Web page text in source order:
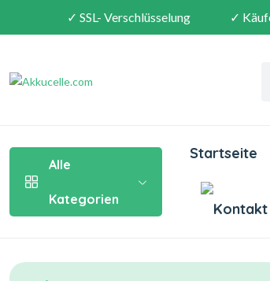
✓ SSL- Verschlüsselung ✓
Alle
Kategorien
Startseite